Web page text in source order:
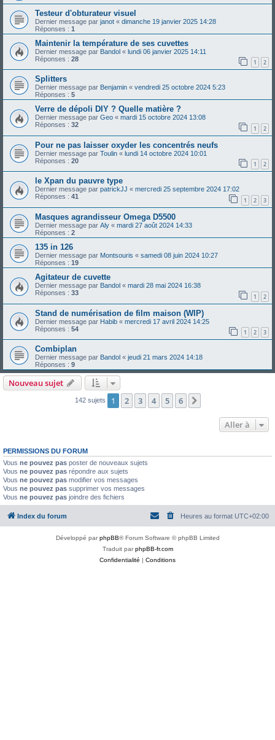
Testeur d'obturateur visuel
Dernier message par janot « dimanche 19 janvier 2025 14:28
Réponses : 1
Maintenir la température de ses cuvettes
Dernier message par Bandol « lundi 06 janvier 2025 14:11
Réponses : 28 1 2
Splitters
Dernier message par Benjamin « vendredi 25 octobre 2024 5:23
Réponses : 5
Verre de dépoli DIY ? Quelle matière ?
Dernier message par Geo « mardi 15 octobre 2024 13:08
Réponses : 32 1 2
Pour ne pas laisser oxyder les concentrés neufs
Dernier message par Toulin « lundi 14 octobre 2024 10:01
Réponses : 20 1 2
le Xpan du pauvre type
Dernier message par patrickJJ « mercredi 25 septembre 2024 17:02
Réponses : 41 1 2 3
Masques agrandisseur Omega D5500
Dernier message par Aly « mardi 27 août 2024 14:33
Réponses : 2
135 in 126
Dernier message par Montsouris « samedi 08 juin 2024 10:27
Réponses : 19
Agitateur de cuvette
Dernier message par Bandol « mardi 28 mai 2024 16:38
Réponses : 33 1 2
Stand de numérisation de film maison (WIP)
Dernier message par Habib « mercredi 17 avril 2024 14:25
Réponses : 54 1 2 3
Combiplan
Dernier message par Bandol « jeudi 21 mars 2024 14:18
Réponses : 9
Nouveau sujet
142 sujets 1 2 3 4 5 6
Aller à
PERMISSIONS DU FORUM
Vous ne pouvez pas poster de nouveaux sujets
Vous ne pouvez pas répondre aux sujets
Vous ne pouvez pas modifier vos messages
Vous ne pouvez pas supprimer vos messages
Vous ne pouvez pas joindre des fichiers
Index du forum Heures au format UTC+02:00
Développé parphpBB® Forum Software © phpBB Limited
Traduit parphpBB-fr.com
Confidentialité | Conditions